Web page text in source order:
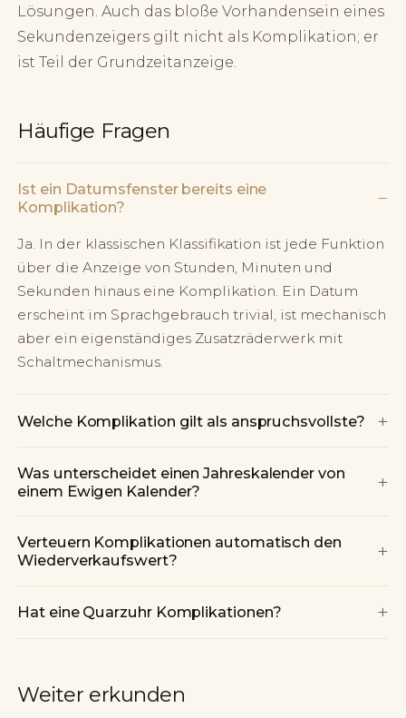
Lösungen. Auch das bloße Vorhandensein eines
Sekundenzeigers gilt nicht als Komplikation; er
ist Teil der Grundzeitanzeige.
Häufige Fragen
Ist ein Datumsfenster bereits eine
Komplikation?
−
Ja. In der klassischen Klassifikation ist jede Funktion
über die Anzeige von Stunden, Minuten und
Sekunden hinaus eine Komplikation. Ein Datum
erscheint im Sprachgebrauch trivial, ist mechanisch
aber ein eigenständiges Zusatzräderwerk mit
Schaltmechanismus.
Welche Komplikation gilt als anspruchsvollste? +
Was unterscheidet einen Jahreskalender von
einem Ewigen Kalender?
+
Verteuern Komplikationen automatisch den
Wiederverkaufswert?
+
Hat eine Quarzuhr Komplikationen? +
Weiter erkunden